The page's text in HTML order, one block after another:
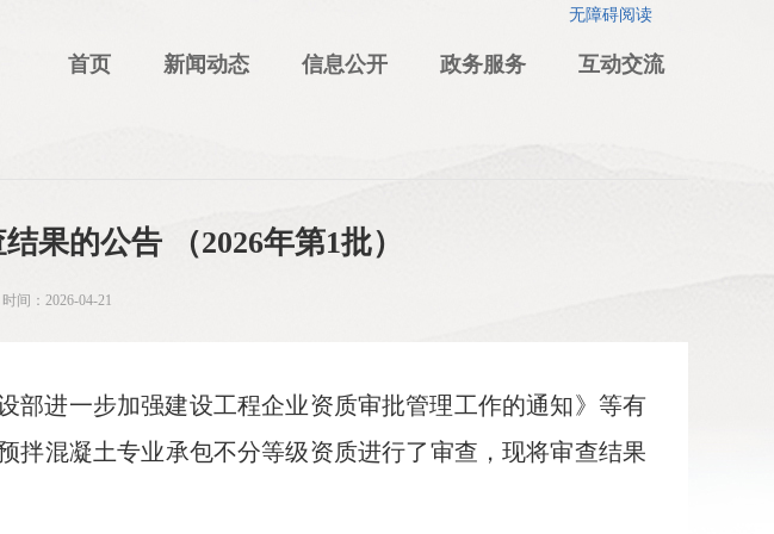
无障碍阅读
首页 新闻动态 信息公开 政务服务 互动交流
果的公告 （2026年第1批）
：2026-04-21
部进一步加强建设工程企业资质审批管理工作的通知》等有
拌混凝土专业承包不分等级资质进行了审查，现将审查结果